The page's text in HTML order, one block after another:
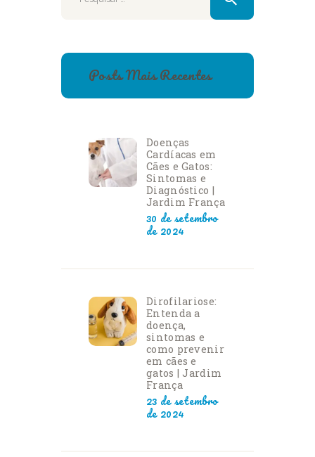
Posts Mais Recentes
Doenças
Cardíacas em
Cães e Gatos:
Sintomas e
Diagnóstico |
Jardim França
30 de setembro
de 2024
Dirofilariose:
Entenda a
doença,
sintomas e
como prevenir
em cães e
gatos | Jardim
França
23 de setembro
de 2024